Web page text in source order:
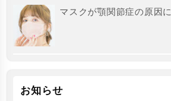
マスクが顎関節症の原因に
お知らせ